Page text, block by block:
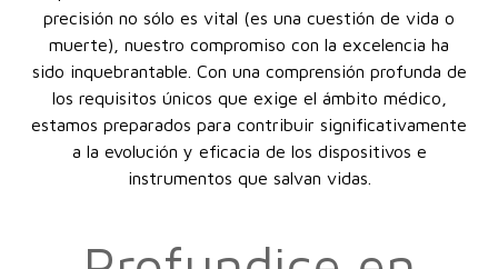
precisión no sólo es vital (es una cuestión de vida o
muerte), nuestro compromiso con la excelencia ha
sido inquebrantable. Con una comprensión profunda de
los requisitos únicos que exige el ámbito médico,
estamos preparados para contribuir significativamente
a la evolución y eficacia de los dispositivos e
instrumentos que salvan vidas.